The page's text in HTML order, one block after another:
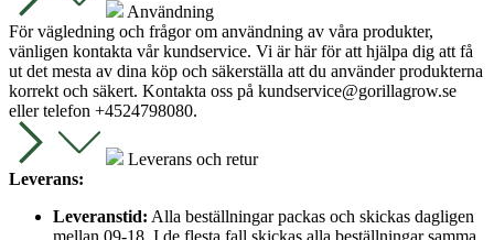
Användning
För vägledning och frågor om användning av våra produkter,
vänligen kontakta vår kundservice. Vi är här för att hjälpa dig att få
ut det mesta av dina köp och säkerställa att du använder produkterna
korrekt och säkert. Kontakta oss på kundservice@gorillagrow.se
eller telefon +4524798080.
Leverans och retur
Leverans:
Leveranstid: Alla beställningar packas och skickas dagligen
mellan 09-18. I de flesta fall skickas alla beställningar samma